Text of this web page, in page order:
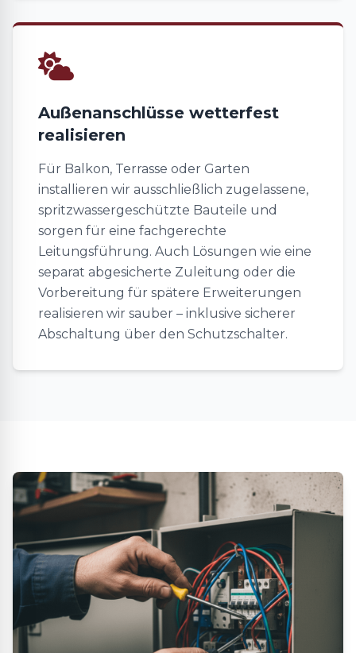
Außenanschlüsse wetterfest
realisieren
Für Balkon, Terrasse oder Garten
installieren wir ausschließlich zugelassene,
spritzwassergeschützte Bauteile und
sorgen für eine fachgerechte
Leitungsführung. Auch Lösungen wie eine
separat abgesicherte Zuleitung oder die
Vorbereitung für spätere Erweiterungen
realisieren wir sauber – inklusive sicherer
Abschaltung über den Schutzschalter.